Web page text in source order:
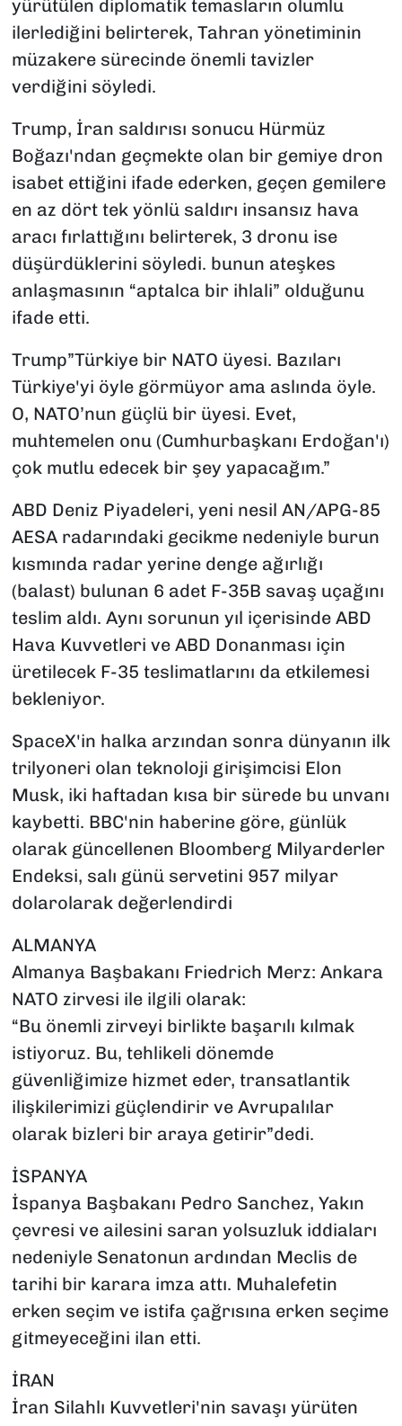
yürütülen diplomatik temasların olumlu
ilerlediğini belirterek, Tahran yönetiminin
müzakere sürecinde önemli tavizler
verdiğini söyledi.
Trump, İran saldırısı sonucu Hürmüz
Boğazı'ndan geçmekte olan bir gemiye dron
isabet ettiğini ifade ederken, geçen gemilere
en az dört tek yönlü saldırı insansız hava
aracı fırlattığını belirterek, 3 dronu ise
düşürdüklerini söyledi. bunun ateşkes
anlaşmasının “aptalca bir ihlali” olduğunu
ifade etti.
Trump”Türkiye bir NATO üyesi. Bazıları
Türkiye'yi öyle görmüyor ama aslında öyle.
O, NATO’nun güçlü bir üyesi. Evet,
muhtemelen onu (Cumhurbaşkanı Erdoğan'ı)
çok mutlu edecek bir şey yapacağım.”
ABD Deniz Piyadeleri, yeni nesil AN/APG-85
AESA radarındaki gecikme nedeniyle burun
kısmında radar yerine denge ağırlığı
(balast) bulunan 6 adet F-35B savaş uçağını
teslim aldı. Aynı sorunun yıl içerisinde ABD
Hava Kuvvetleri ve ABD Donanması için
üretilecek F-35 teslimatlarını da etkilemesi
bekleniyor.
SpaceX'in halka arzından sonra dünyanın ilk
trilyoneri olan teknoloji girişimcisi Elon
Musk, iki haftadan kısa bir sürede bu unvanı
kaybetti. BBC'nin haberine göre, günlük
olarak güncellenen Bloomberg Milyarderler
Endeksi, salı günü servetini 957 milyar
dolarolarak değerlendirdi
ALMANYA
Almanya Başbakanı Friedrich Merz: Ankara
NATO zirvesi ile ilgili olarak:
“Bu önemli zirveyi birlikte başarılı kılmak
istiyoruz. Bu, tehlikeli dönemde
güvenliğimize hizmet eder, transatlantik
ilişkilerimizi güçlendirir ve Avrupalılar
olarak bizleri bir araya getirir”dedi.
İSPANYA
İspanya Başbakanı Pedro Sanchez, Yakın
çevresi ve ailesini saran yolsuzluk iddiaları
nedeniyle Senatonun ardından Meclis de
tarihi bir karara imza attı. Muhalefetin
erken seçim ve istifa çağrısına erken seçime
gitmeyeceğini ilan etti.
İRAN
İran Silahlı Kuvvetleri'nin savaşı yürüten